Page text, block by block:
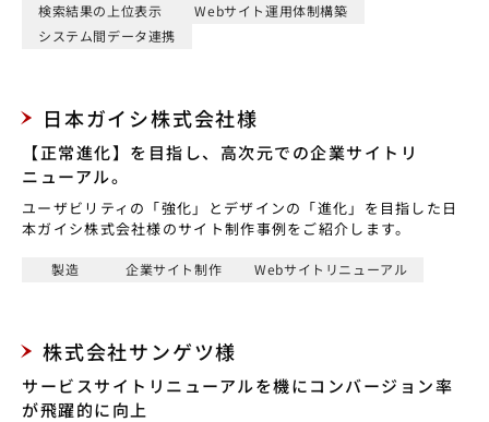
検索結果の上位表示
Webサイト運用体制構築
システム間データ連携
日本ガイシ株式会社様
【正常進化】を目指し、高次元での企業サイトリ
ニューアル。
ユーザビリティの「強化」とデザインの「進化」を目指した日
本ガイシ株式会社様のサイト制作事例をご紹介します。
製造 企業サイト制作 Webサイトリニューアル
株式会社サンゲツ様
サービスサイトリニューアルを機にコンバージョン率
が飛躍的に向上